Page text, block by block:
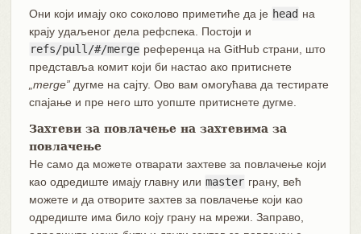
Они који имају око соколово приметиће да је head на
крају удаљеног дела рефспека. Постоји и
refs/pull/#/merge референца на GitHub страни, што
представља комит који би настао ако притиснете
„merge”дугме на сајту. Ово вам омогућава да тестирате
спајање и пре него што уопште притиснете дугме.
Захтеви за повлачење на захтевима за
повлачење
Не само да можете отварати захтеве за повлачење који
као одредиште имају главну или master грану, већ
можете и да отворите захтев за повлачење који као
одредиште има било коју грану на мрежи. Заправо,